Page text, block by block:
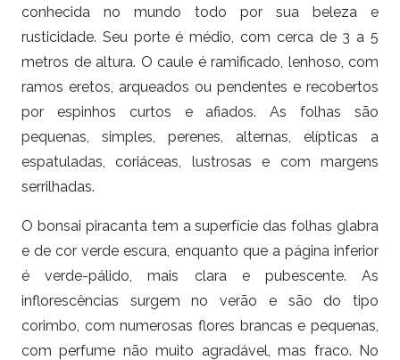
conhecida no mundo todo por sua beleza e
rusticidade. Seu porte é médio, com cerca de 3 a 5
metros de altura. O caule é ramificado, lenhoso, com
ramos eretos, arqueados ou pendentes e recobertos
por espinhos curtos e afiados. As folhas são
pequenas, simples, perenes, alternas, elípticas a
espatuladas, coriáceas, lustrosas e com margens
serrilhadas.
O bonsai piracanta tem a superfície das folhas glabra
e de cor verde escura, enquanto que a página inferior
é verde-pálido, mais clara e pubescente. As
inflorescências surgem no verão e são do tipo
corimbo, com numerosas flores brancas e pequenas,
com perfume não muito agradável, mas fraco. No